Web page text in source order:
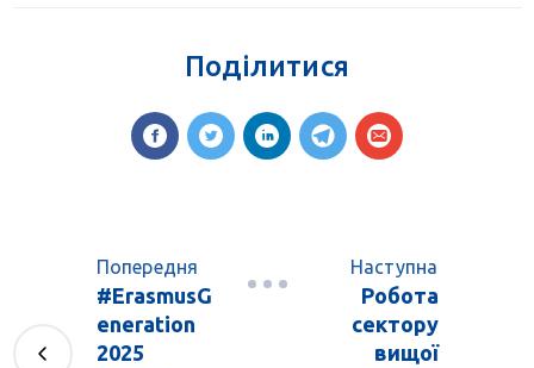
Поділитися
Попередня
#ErasmusG
eneration
2025
Наступна
Робота
сектору
вищої